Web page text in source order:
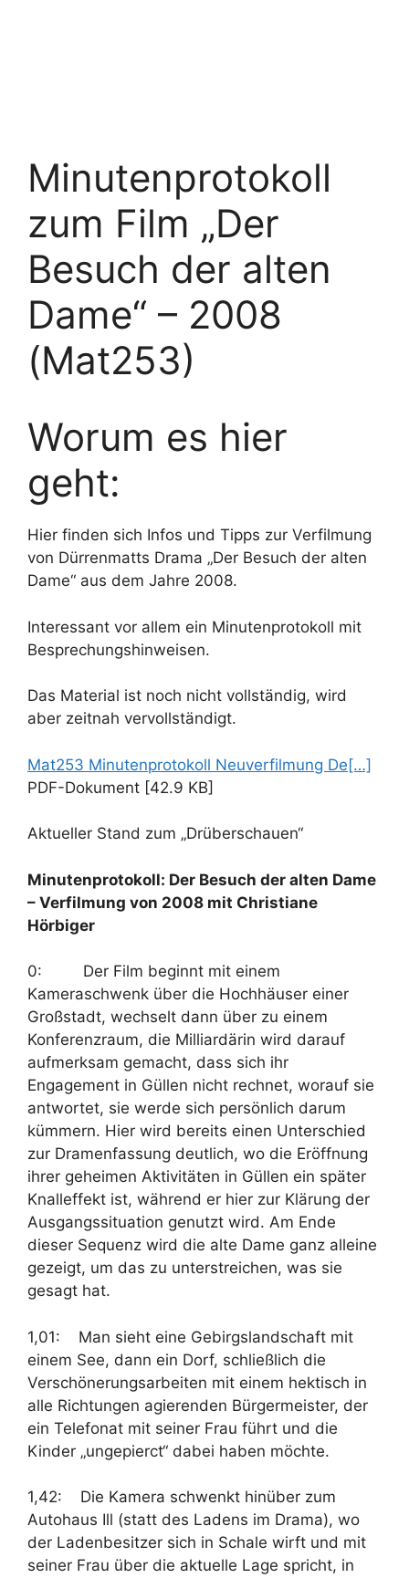
Minutenprotokoll
zum Film „Der
Besuch der alten
Dame“ – 2008
(Mat253)
Worum es hier
geht:
Hier finden sich Infos und Tipps zur Verfilmung
von Dürrenmatts Drama „Der Besuch der alten
Dame“ aus dem Jahre 2008.
Interessant vor allem ein Minutenprotokoll mit
Besprechungshinweisen.
Das Material ist noch nicht vollständig, wird
aber zeitnah vervollständigt.
Mat253 Minutenprotokoll Neuverfilmung De[…]
PDF-Dokument [42.9 KB]
Aktueller Stand zum „Drüberschauen“
Minutenprotokoll: Der Besuch der alten Dame
– Verfilmung von 2008 mit Christiane
Hörbiger
0: Der Film beginnt mit einem
Kameraschwenk über die Hochhäuser einer
Großstadt, wechselt dann über zu einem
Konferenzraum, die Milliardärin wird darauf
aufmerksam gemacht, dass sich ihr
Engagement in Güllen nicht rechnet, worauf sie
antwortet, sie werde sich persönlich darum
kümmern. Hier wird bereits einen Unterschied
zur Dramenfassung deutlich, wo die Eröffnung
ihrer geheimen Aktivitäten in Güllen ein später
Knalleffekt ist, während er hier zur Klärung der
Ausgangssituation genutzt wird. Am Ende
dieser Sequenz wird die alte Dame ganz alleine
gezeigt, um das zu unterstreichen, was sie
gesagt hat.
1,01: Man sieht eine Gebirgslandschaft mit
einem See, dann ein Dorf, schließlich die
Verschönerungsarbeiten mit einem hektisch in
alle Richtungen agierenden Bürgermeister, der
ein Telefonat mit seiner Frau führt und die
Kinder „ungepierct“ dabei haben möchte.
1,42: Die Kamera schwenkt hinüber zum
Autohaus Ill (statt des Ladens im Drama), wo
der Ladenbesitzer sich in Schale wirft und mit
seiner Frau über die aktuelle Lage spricht, in